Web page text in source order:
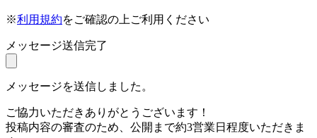
※利用規約をご確認の上ご利用ください
メッセージ送信完了
メッセージを送信しました。
ご協力いただきありがとうございます！
投稿内容の審査のため、公開まで約3営業日程度いただきま